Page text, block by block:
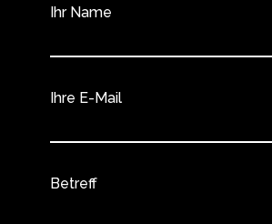
Ihr Name
Ihre E-Mail
Betreff